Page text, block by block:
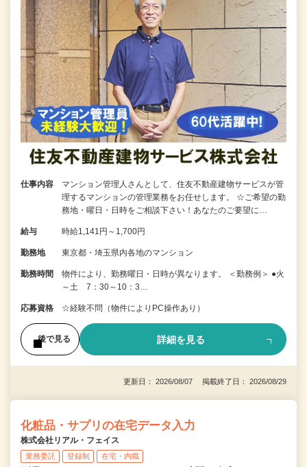
仕事内容
マンション管理人さんとして、住友不動産建物サービスが管
理するマンションの管理業務をお任せします。 ☆ご希望の勤
務地・曜日・日時をご相談下さい！あなたのご要望に…
給与 時給1,141円～1,700円
勤務地 東京都・埼玉県内各地のマンション
勤務時間
物件により、勤務曜日・日時が異なります。 ＜勤務例＞ ●火
～土 7：30～10：3…
応募資格 ☆経験不問（物件によりPC操作あり）
後で見る 詳細を見る
更新日： 2026/08/07 掲載終了日： 2026/08/29
化粧品・サプリの在宅データ入力
株式会社リアル・フェイス
業務委託 登録制 在宅・内職